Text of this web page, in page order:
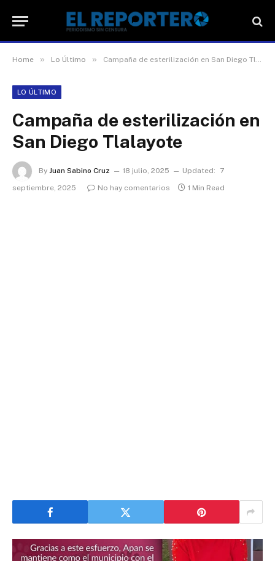
Home » Lo Último » Campaña de esterilización en San Diego Tlalayote
LO ÚLTIMO
Campaña de esterilización en
San Diego Tlalayote
By Juan Sabino Cruz 18 julio, 2025 Updated:
7
septiembre, 2025
No hay comentarios 1 Min Read